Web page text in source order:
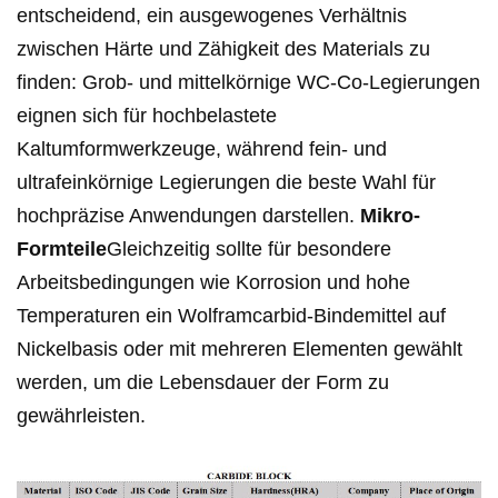
entscheidend, ein ausgewogenes Verhältnis
zwischen Härte und Zähigkeit des Materials zu
finden: Grob- und mittelkörnige WC-Co-Legierungen
eignen sich für hochbelastete
Kaltumformwerkzeuge, während fein- und
ultrafeinkörnige Legierungen die beste Wahl für
hochpräzise Anwendungen darstellen. Mikro-
FormteileGleichzeitig sollte für besondere
Arbeitsbedingungen wie Korrosion und hohe
Temperaturen ein Wolframcarbid-Bindemittel auf
Nickelbasis oder mit mehreren Elementen gewählt
werden, um die Lebensdauer der Form zu
gewährleisten.